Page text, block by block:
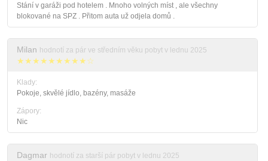
Stání v garáži pod hotelem . Mnoho volných míst , ale všechny
blokované na SPZ . Přitom auta už odjela domů .
Milan hodnotí za pár ve středním věku pobyt v lednu 2025
★★★★★★★★★☆
Klady:
Pokoje, skvělé jídlo, bazény, masáže
Zápory:
Nic
Dagmar hodnotí za starší pár pobyt v lednu 2025